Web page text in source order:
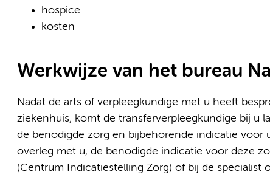
hospice
kosten
Werkwijze van het bureau
Nadat de arts of verpleegkundige met u heeft
ziekenhuis, komt de transferverpleegkundige bij u
de benodigde zorg en bijbehorende indicatie voor
overleg met u, de benodigde indicatie voor deze
(Centrum Indicatiestelling Zorg) of bij de specialist